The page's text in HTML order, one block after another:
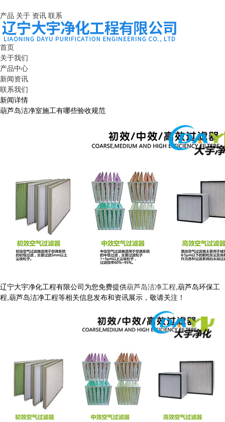
产品 关于 资讯 联系
首页
关于我们
产品中心
新闻资讯
联系我们
新闻详情
葫芦岛洁净室施工有哪些验收规范
辽宁大宇净化工程有限公司为您免费提供葫芦岛洁净工程,葫芦岛环保工
程,葫芦岛洁净工程等相关信息发布和资讯展示，敬请关注！